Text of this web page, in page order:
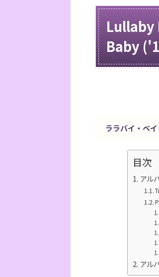
Lullaby
Baby
ララバイ・ベ
目次
アル
アル